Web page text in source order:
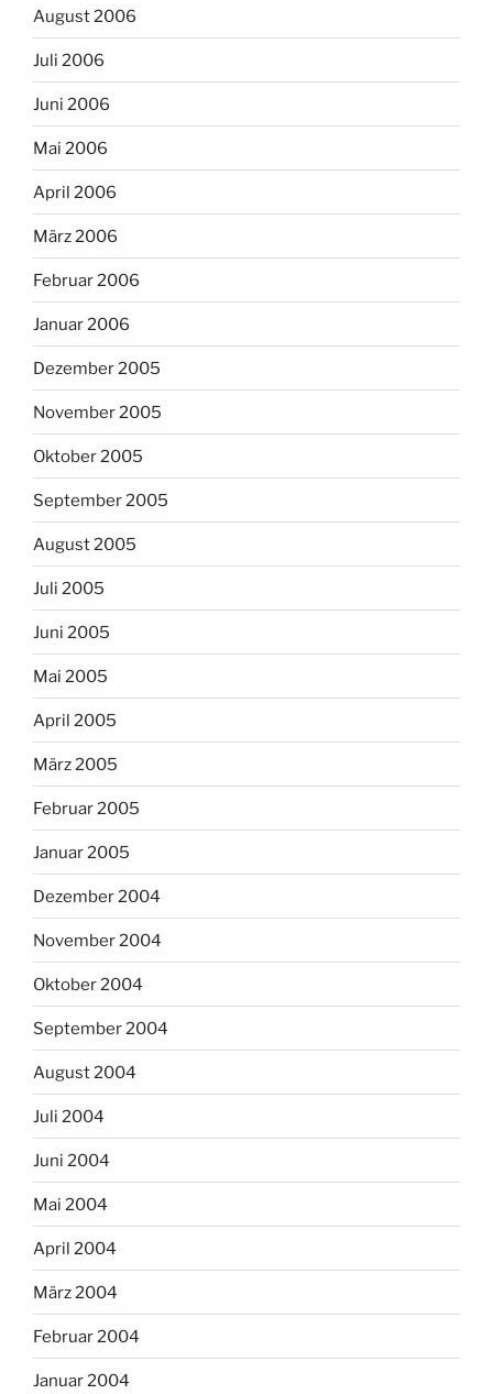
August 2006
Juli 2006
Juni 2006
Mai 2006
April 2006
März 2006
Februar 2006
Januar 2006
Dezember 2005
November 2005
Oktober 2005
September 2005
August 2005
Juli 2005
Juni 2005
Mai 2005
April 2005
März 2005
Februar 2005
Januar 2005
Dezember 2004
November 2004
Oktober 2004
September 2004
August 2004
Juli 2004
Juni 2004
Mai 2004
April 2004
März 2004
Februar 2004
Januar 2004